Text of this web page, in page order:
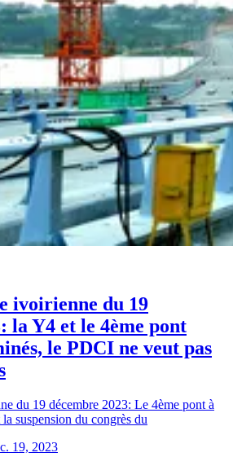
ivoirienne du 19
la Y4 et le 4ème pont
le PDCI ne veut pas
du 19 décembre 2023: Le 4ème pont à
suspension du congrès du
19, 2023